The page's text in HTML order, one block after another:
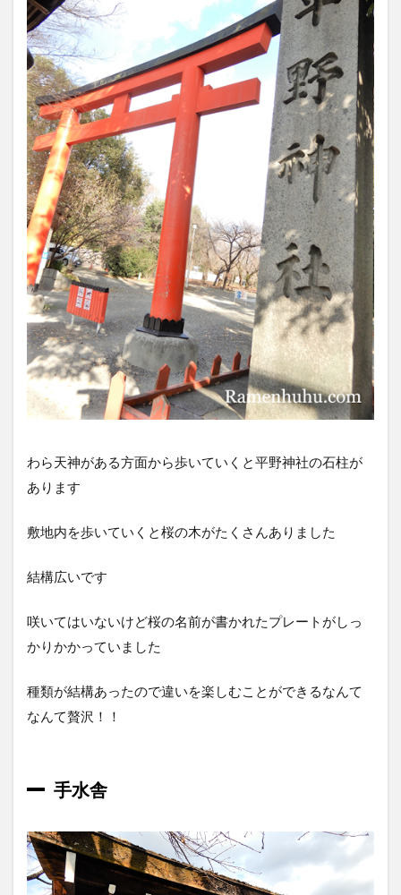
わら天神がある方面から歩いていくと平野神社の石柱が
あります
敷地内を歩いていくと桜の木がたくさんありました
結構広いです
咲いてはいないけど桜の名前が書かれたプレートがしっ
かりかかっていました
種類が結構あったので違いを楽しむことができるなんて
なんて贅沢！！
手水舎